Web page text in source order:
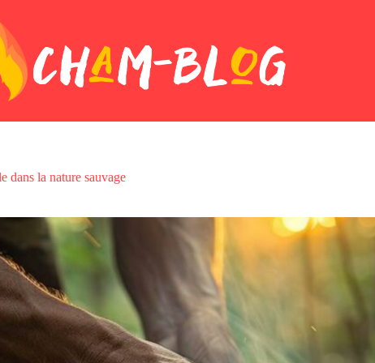
dans la nature sauvage